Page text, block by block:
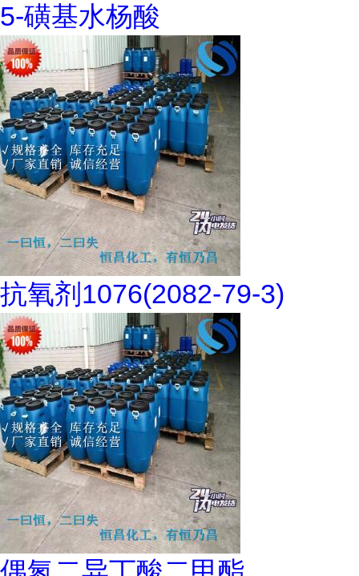
5-磺基水杨酸
抗氧剂1076(2082-79-3)